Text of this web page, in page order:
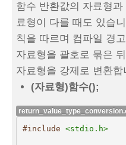
함수 반환값의 자료형
료형이 다를 때도 있습
칙을 따르며 컴파일 경
자료형을 괄호로 묶은
자료형을 강제로 변환합
(자료형)함수();
#include <stdio.h>